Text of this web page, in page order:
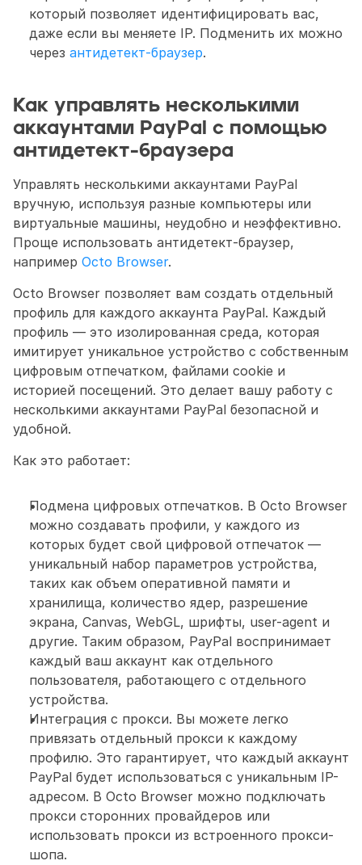
который позволяет идентифицировать вас,
даже если вы меняете IP. Подменить их можно
через антидетект-браузер.
Как управлять несколькими
аккаунтами PayPal с помощью
антидетект-браузера
Управлять несколькими аккаунтами PayPal
вручную, используя разные компьютеры или
виртуальные машины, неудобно и неэффективно.
Проще использовать антидетект-браузер,
например Octo Browser.
Octo Browser позволяет вам создать отдельный
профиль для каждого аккаунта PayPal. Каждый
профиль — это изолированная среда, которая
имитирует уникальное устройство с собственным
цифровым отпечатком, файлами cookie и
историей посещений. Это делает вашу работу с
несколькими аккаунтами PayPal безопасной и
удобной.
Как это работает:
Подмена цифровых отпечатков. В Octo Browser
можно создавать профили, у каждого из
которых будет свой цифровой отпечаток —
уникальный набор параметров устройства,
таких как объем оперативной памяти и
хранилища, количество ядер, разрешение
экрана, Canvas, WebGL, шрифты, user-agent и
другие. Таким образом, PayPal воспринимает
каждый ваш аккаунт как отдельного
пользователя, работающего с отдельного
устройства.
Интеграция с прокси. Вы можете легко
привязать отдельный прокси к каждому
профилю. Это гарантирует, что каждый аккаунт
PayPal будет использоваться с уникальным IP-
адресом. В Octo Browser можно подключать
прокси сторонних провайдеров или
использовать прокси из встроенного прокси-
шопа.